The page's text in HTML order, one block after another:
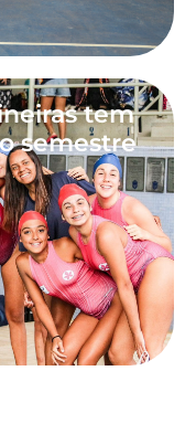
tem
semestre